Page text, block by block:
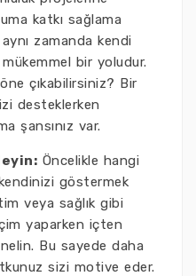
katkı sağlama
zamanda kendi
mükemmel bir yoludur.
çıkabilirsiniz? Bir
desteklerken
şansınız var.
Öncelikle hangi
göstermek
veya sağlık gibi
yaparken içten
Bu sayede daha
sizi motive eder.